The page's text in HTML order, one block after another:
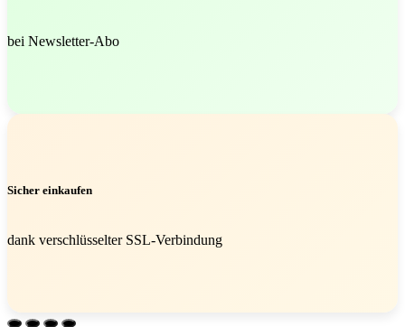
bei Newsletter-Abo
Sicher einkaufen
dank verschlüsselter SSL-Verbindung